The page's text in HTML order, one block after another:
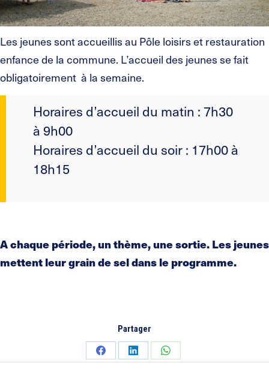
Les jeunes sont accueillis au Pôle loisirs et restauration
enfance de la commune. L’accueil des jeunes se fait
obligatoirement à la semaine.
Horaires d’accueil du matin : 7h30
à 9h00
Horaires d’accueil du soir : 17h00 à
18h15
A chaque période, un thème, une sortie. Les jeunes
mettent leur grain de sel dans le programme.
Partager
PartagerPartagerPartager